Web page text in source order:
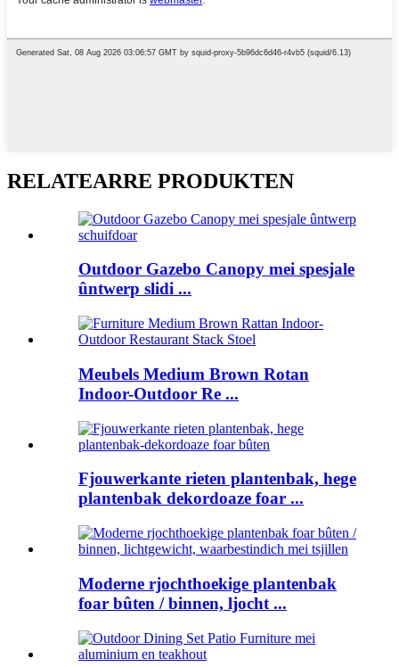
RELATEARRE PRODUKTEN
Outdoor Gazebo Canopy mei spesjale
ûntwerp slidi ...
Meubels Medium Brown Rotan
Indoor-Outdoor Re ...
Fjouwerkante rieten plantenbak, hege
plantenbak dekordoaze foar ...
Moderne rjochthoekige plantenbak
foar bûten / binnen, ljocht ...